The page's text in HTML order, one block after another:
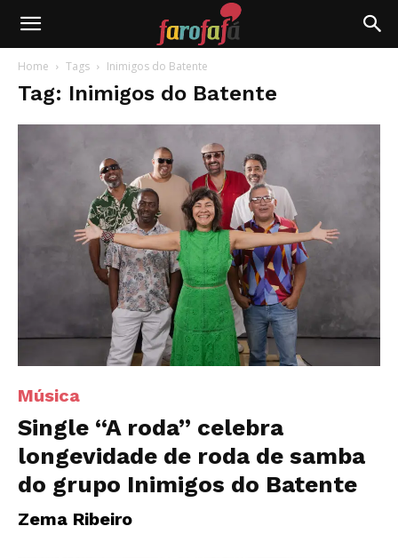
Farofafá
Home Tags Inimigos do Batente
Tag: Inimigos do Batente
Música
Single “A roda” celebra
longevidade de roda de samba
do grupo Inimigos do Batente
Zema Ribeiro